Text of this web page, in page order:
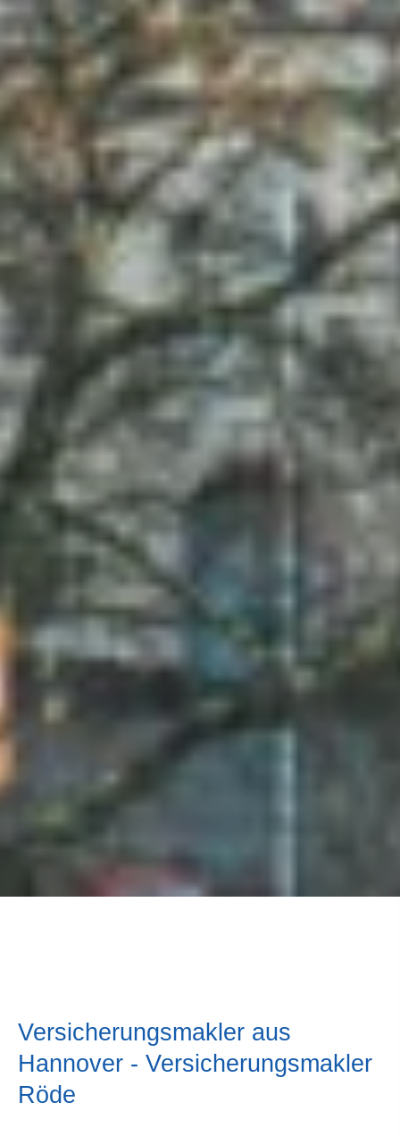
Ver­sicherungs­makler aus
Hannover - Ver­sicherungs­makler
Röde